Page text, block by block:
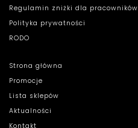
Regulamin zniżki dla pracowników
Polityka prywatności
RODO
Strona główna
Promocje
Lista sklepów
Aktualności
Kontakt